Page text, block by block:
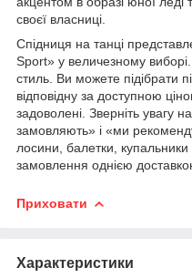
своєї власниці.
Спідниця на танці
Sport» у величезному
стиль. Ви можете підібрати
відповідну за доступною
задоволені. Зверніть увагу
замовляють» і «ми
лосини, балетки,
замовлення однією
Приховати
Характеристики